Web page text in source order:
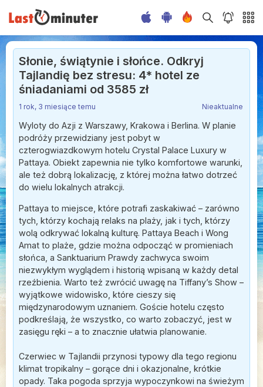
Słonie, świątynie i słońce. Odkryj
Tajlandię bez stresu: 4* hotel ze
śniadaniami od 3585 zł
1 rok, 3 miesiące temu Nieaktualne
Wyloty do Azji z Warszawy, Krakowa i Berlina. W planie
podróży przewidziany jest pobyt w
czterogwiazdkowym hotelu Crystal Palace Luxury w
Pattaya. Obiekt zapewnia nie tylko komfortowe warunki,
ale też dobrą lokalizację, z której można łatwo dotrzeć
do wielu lokalnych atrakcji.
Pattaya to miejsce, które potrafi zaskakiwać – zarówno
tych, którzy kochają relaks na plaży, jak i tych, którzy
wolą odkrywać lokalną kulturę. Pattaya Beach i Wong
Amat to plaże, gdzie można odpocząć w promieniach
słońca, a Sanktuarium Prawdy zachwyca swoim
niezwykłym wyglądem i historią wpisaną w każdy detal
rzeźbienia. Warto też zwrócić uwagę na Tiffany’s Show –
wyjątkowe widowisko, które cieszy się
międzynarodowym uznaniem. Goście hotelu często
podkreślają, że wszystko, co warto zobaczyć, jest w
zasięgu ręki – a to znacznie ułatwia planowanie.
Czerwiec w Tajlandii przynosi typowy dla tego regionu
klimat tropikalny – gorące dni i okazjonalne, krótkie
opady. Taka pogoda sprzyja wypoczynkowi na świeżym